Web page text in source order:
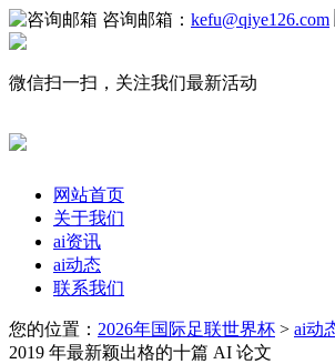
咨询邮箱： kefu@qiye126.com
微信扫一扫，关注我们最新活动
网站首页
关于我们
ai资讯
ai动态
联系我们
您的位置： 2026年国际足联世界杯 > ai动
2019 年最新颖出格的十篇 AI 论文